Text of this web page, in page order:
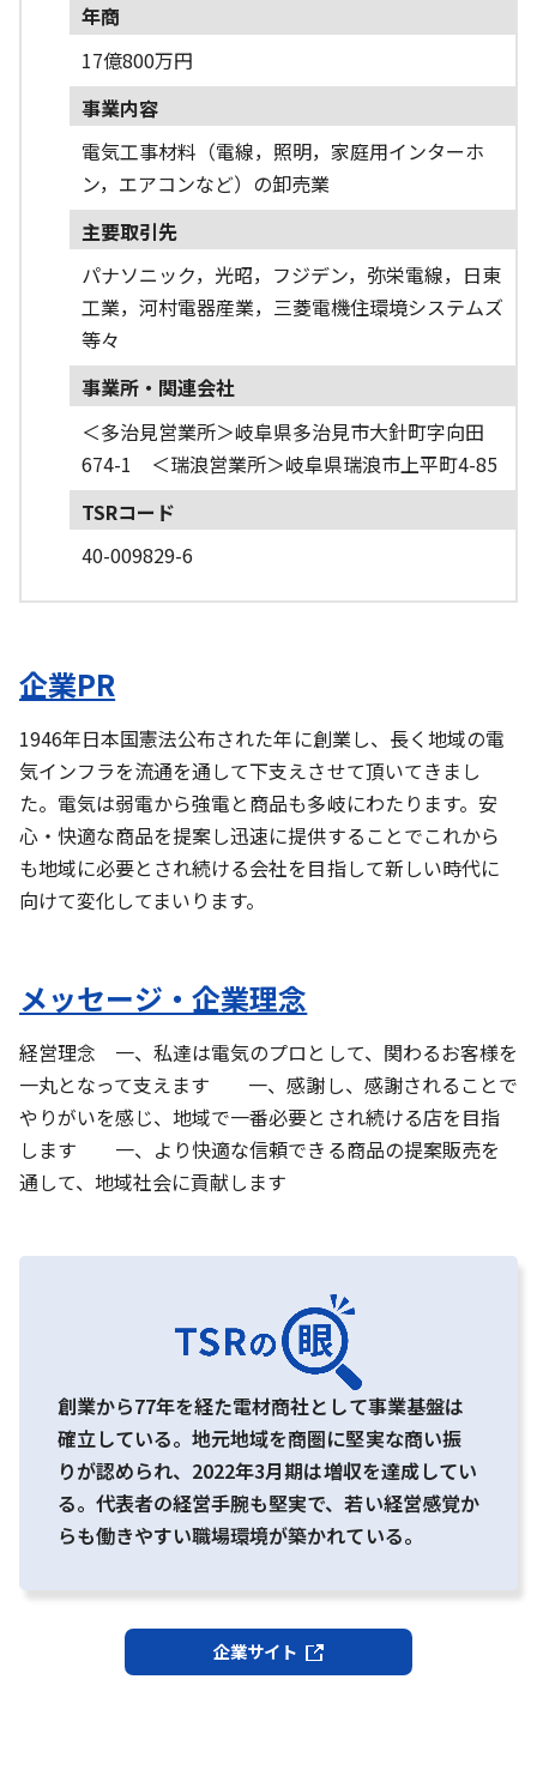
年商
17億800万円
事業内容
電気工事材料（電線，照明，家庭用インターホ
ン，エアコンなど）の卸売業
主要取引先
パナソニック，光昭，フジデン，弥栄電線，日東
工業，河村電器産業，三菱電機住環境システムズ
等々
事業所・関連会社
＜多治見営業所＞岐阜県多治見市大針町字向田
674-1 ＜瑞浪営業所＞岐阜県瑞浪市上平町4-85
TSRコード
40-009829-6
企業PR
1946年日本国憲法公布された年に創業し、長く地域の電
気インフラを流通を通して下支えさせて頂いてきまし
た。電気は弱電から強電と商品も多岐にわたります。安
心・快適な商品を提案し迅速に提供することでこれから
も地域に必要とされ続ける会社を目指して新しい時代に
向けて変化してまいります。
メッセージ・企業理念
経営理念 一、私達は電気のプロとして、関わるお客様を
一丸となって支えます 一、感謝し、感謝されることで
やりがいを感じ、地域で一番必要とされ続ける店を目指
します 一、より快適な信頼できる商品の提案販売を
通して、地域社会に貢献します
創業から77年を経た電材商社として事業基盤は
確立している。地元地域を商圏に堅実な商い振
りが認められ、2022年3月期は増収を達成してい
る。代表者の経営手腕も堅実で、若い経営感覚か
らも働きやすい職場環境が築かれている。
企業サイト